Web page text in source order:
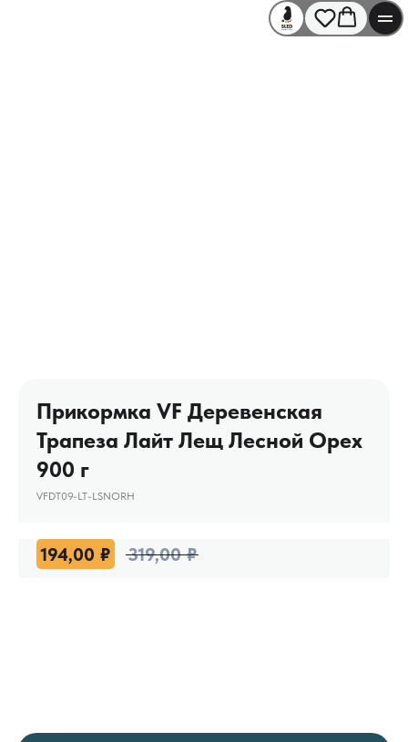
Прикормка VF Деревенская
Трапеза Лайт Лещ Лесной Орех
900 г
VFDT09-LT-LSNORH
194,00 ₽ 319,00 ₽